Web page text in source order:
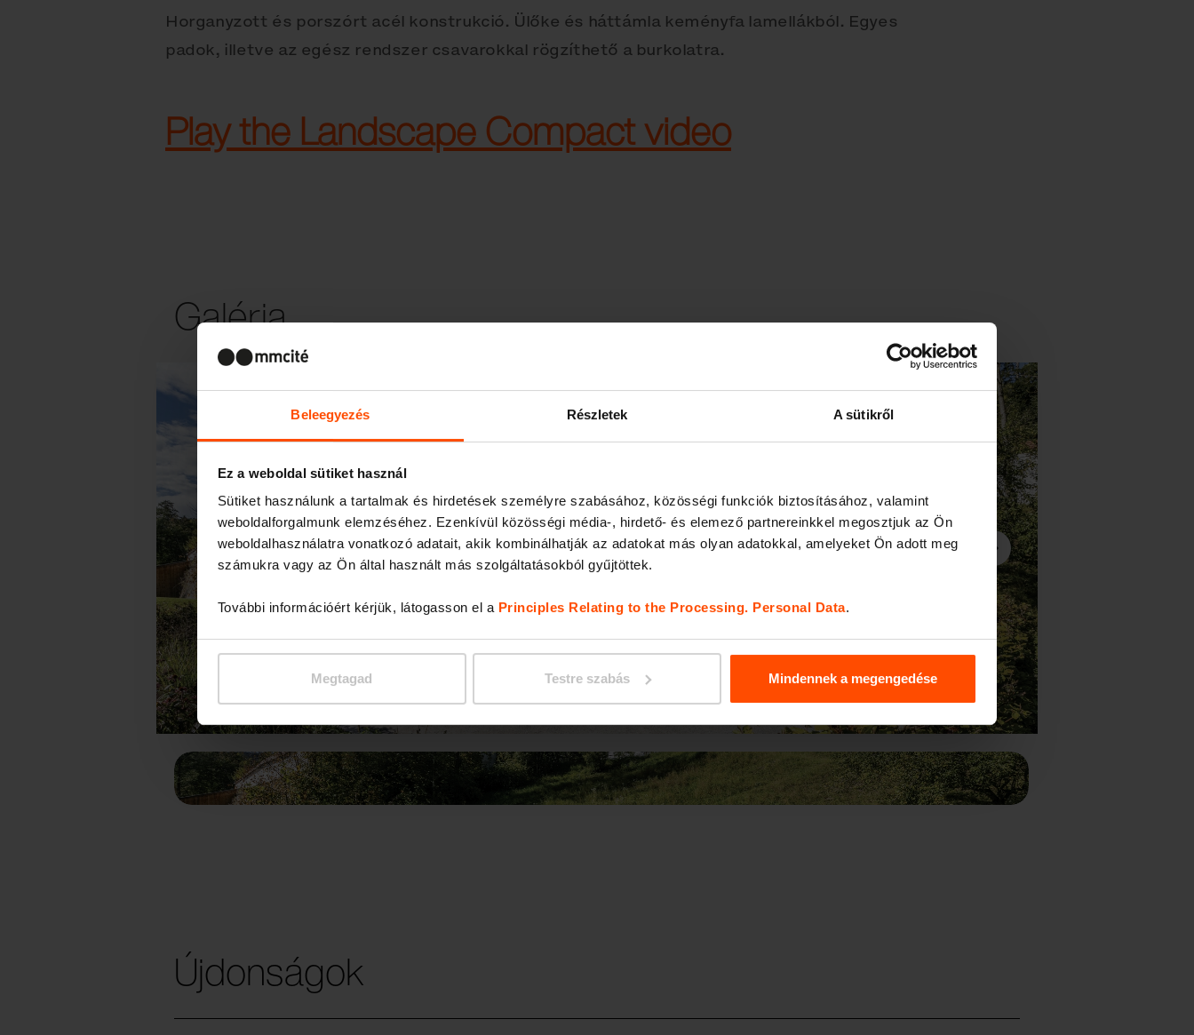
Beleegyezés Részletek A sütikről
Ez a weboldal sütiket használ
Sütiket használunk a tartalmak és hirdetések személyre szabásához, közösségi funkciók biztosításához, valamint
weboldalforgalmunk elemzéséhez. Ezenkívül közösségi média-, hirdető- és elemező partnereinkkel megosztjuk az Ön
weboldalhasználatra vonatkozó adatait, akik kombinálhatják az adatokat más olyan adatokkal, amelyeket Ön adott meg
számukra vagy az Ön által használt más szolgáltatásokból gyűjtöttek.
További információért kérjük, látogasson el a Principles Relating to the Processing. Personal Data.
Megtagad Testre szabás Mindennek a megengedése
Horganyzott és porszórt acél konstrukció. Ülőke és háttámla keményfa lamellákból. Egyes
padok, illetve az egész rendszer csavarokkal rögzíthető a burkolatra.
Play the Landscape Compact video
Galéria
Előző Következő
Újdonságok